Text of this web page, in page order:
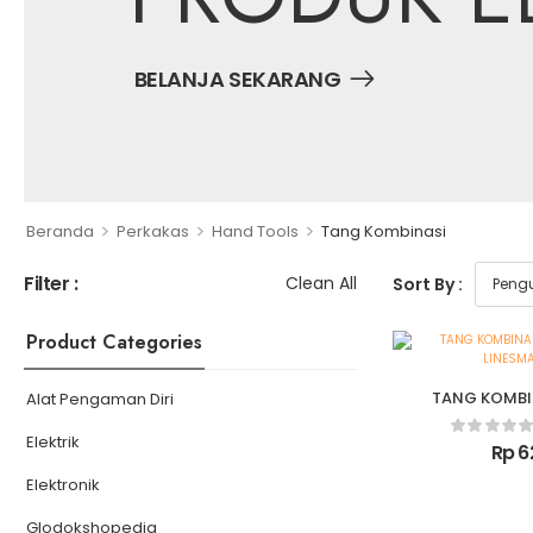
BELANJA SEKARANG
Beranda > Perkakas > Hand Tools > Tang Kombinasi
Filter : Clean All
Product Categories
Alat Pengaman Diri
Elektrik
Elektronik
Glodokshopedia
Sort By :
TANG
TEKIRO /
Rp